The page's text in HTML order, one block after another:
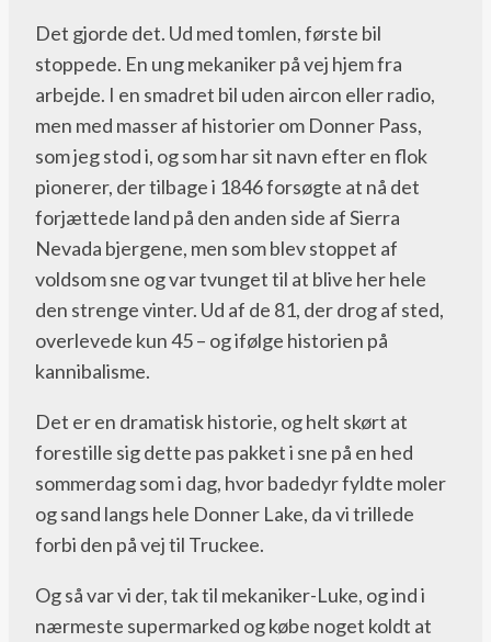
Det gjorde det. Ud med tomlen, første bil
stoppede. En ung mekaniker på vej hjem fra
arbejde. I en smadret bil uden aircon eller radio,
men med masser af historier om Donner Pass,
som jeg stod i, og som har sit navn efter en flok
pionerer, der tilbage i 1846 forsøgte at nå det
forjættede land på den anden side af Sierra
Nevada bjergene, men som blev stoppet af
voldsom sne og var tvunget til at blive her hele
den strenge vinter. Ud af de 81, der drog af sted,
overlevede kun 45 – og ifølge historien på
kannibalisme.
Det er en dramatisk historie, og helt skørt at
forestille sig dette pas pakket i sne på en hed
sommerdag som i dag, hvor badedyr fyldte moler
og sand langs hele Donner Lake, da vi trillede
forbi den på vej til Truckee.
Og så var vi der, tak til mekaniker-Luke, og ind i
nærmeste supermarked og købe noget koldt at